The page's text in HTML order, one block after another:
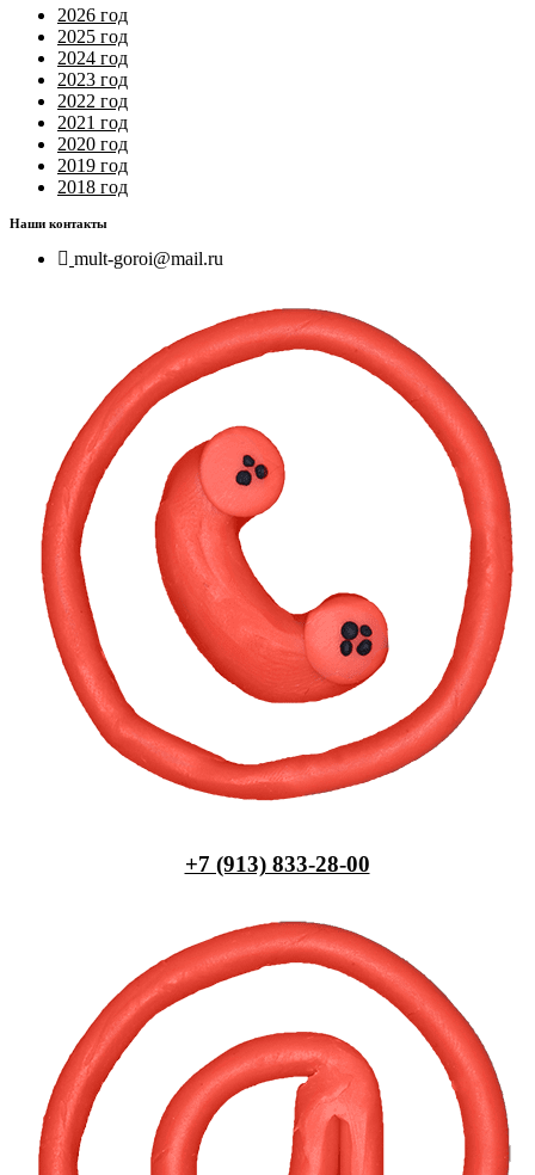
2026 год
2025 год
2024 год
2023 год
2022 год
2021 год
2020 год
2019 год
2018 год
Наши контакты
mult-goroi@mail.ru
+7 (913) 833-28-00